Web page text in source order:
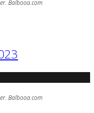
Balbooa.com
Balbooa.com